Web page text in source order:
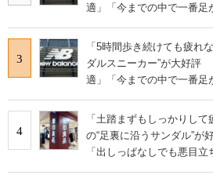
適」「今までの中で一番足
3
「5時間歩き続けても疲れ
ダルスニーカー”が大好評
適」「今までの中で一番足
4
「土踏まずもしっかりし
の“足裏に沿うサンダル”が
「出しっぱなしでも悪目